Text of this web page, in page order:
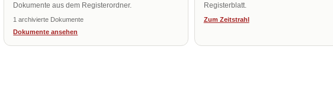
Dokumente aus dem Registerordner.
1 archivierte Dokumente
Dokumente ansehen
Registerblatt.
Zum Zeitstrahl